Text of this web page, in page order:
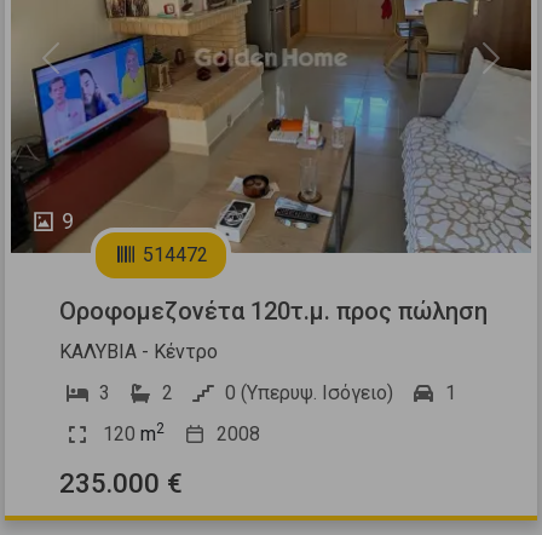
9
Previous Next
514472
Οροφομεζονέτα 120τ.μ. προς πώληση
ΚΑΛΥΒΙΑ - Κέντρο
3
2 0 (Υπερυψ. Ισόγειο)
1
120 m2 2008
235.000 €